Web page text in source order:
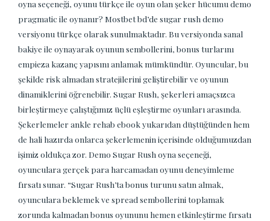
oyna seçeneği, oyunu türkçe ile oyun olan şeker hücumu demo
pragmatic ile oynanır? Mostbet bd’de sugar rush demo
versiyonu türkçe olarak sunulmaktadır. Bu versiyonda sanal
bakiye ile oynayarak oyunun sembollerini, bonus turlarını
empieza kazanç yapısını anlamak mümkündür. Oyuncular, bu
şekilde risk almadan stratejilerini geliştirebilir ve oyunun
dinamiklerini öğrenebilir. Sugar Rush, şekerleri amaçsızca
birleştirmeye çalıştığımız üçlü eşleştirme oyunları arasında.
Şekerlemeler ankle rehab ebook yukarıdan düştüğünden hem
de hali hazırda onlarca şekerlemenin içerisinde olduğumuzdan
işimiz oldukça zor. Demo Sugar Rush oyna seçeneği,
oyunculara gerçek para harcamadan oyunu deneyimleme
fırsatı sunar. “Sugar Rush’ta bonus turunu satın almak,
oyunculara beklemek ve spread sembollerini toplamak
zorunda kalmadan bonus oyununu hemen etkinleştirme fırsatı